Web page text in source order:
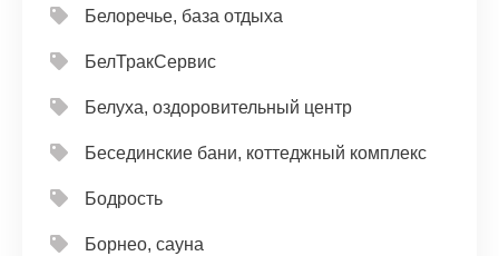
Белоречье, база отдыха
БелТракСервис
Белуха, оздоровительный центр
Бесединские бани, коттеджный комплекс
Бодрость
Борнео, сауна